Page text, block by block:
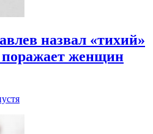
назвал «тихий»
женщин